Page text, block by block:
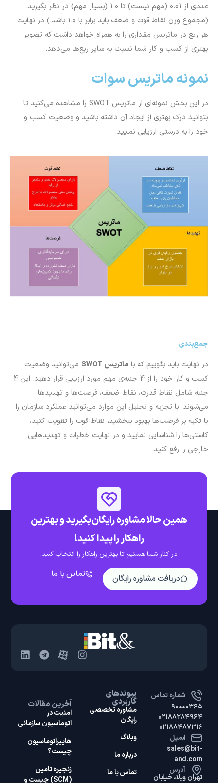
عددی از 0.01 (مهم نیست) تا 1.0 (بسیار مهم) در نظر بگیرید.
(مجموع وزن نقاط قوت و ضعف باید برابر با 1.0 باشد.) در نهایت
هر ربع در ماتریس مقداری را به همراه خواهد داشت که تصویر
بهتری از کسب و کار شما نسبت به سایر ربع‌ها می‌دهد.
نمونه ماتریس سوات
در این بخش نمونه‌ای از ماتریس SWOT را مشاهده می‌کنید تا
بتوانید درک بهتری از ایجاد آن داشته باشید و وضعیت کسب و
خود را به درستی ارزیابی نمایید.
جمع‌بندی
در نهایت باید بگوییم که با ماتریس SWOT می‌توانید وضعیت
کسب و کار خود را از 4 جنبه‌ی مهم مورد ارزیابی قرار دهید. این 4
جنبه شامل نقاط قدرت، نقاط ضعف، فرصت‌ها و تهدیدها
می‌شوند. با تجزیه و تحلیل این موارد می‌توانید عملکرد سازمان را
با تکیه بر فرصت‌ها بهبود ببخشید، نقاط قوت را تقویت کنید،
کاستی‌ها را شناسایی نمایید و در نهایت خطرات و تهدیدهایی
خارجی را رفع کنید.
همین حالا مشاوره رایگان بگیرید و بهترین
راهکار را پیدا کنید!
در کنار شما هستیم تا بهترین راهکار را انتخاب کنید.
دریافت مشاوره رایگان تماس با ما
شماره تماس
۹۰۰۰۰۳۶۵
۰۲۱۸۸۲۸۴۹۶۴
۰۲۱۸۸۴۸۷۳۱۶
ایمیل
sales@bit-
and.com
آدرس
تهران ویلا، خیابان
پیوندهای
کاربردی
مشاوره تخصصی
رایگان
وبلاگ
درباره ما
تماس با ما
آخرین مقالات
امنیت در
اتوماسیون سازمانی
هایپر‌اتوماسیون
چیست؟
زنجیره تامین
(SCM) چیست و